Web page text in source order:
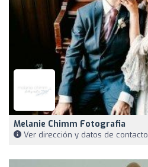
Melanie Chimm Fotografia
Ver dirección y datos de contacto